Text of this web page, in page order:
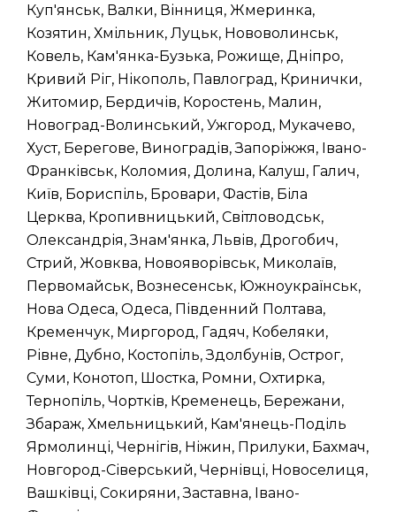
Куп'янськ, Валки, Вінниця, Жмеринка,
Козятин, Хмільник, Луцьк, Нововолинськ,
Ковель, Кам'янка-Бузька, Рожище, Дніпро,
Кривий Ріг, Нікополь, Павлоград, Кринички,
Житомир, Бердичів, Коростень, Малин,
Новоград-Волинський, Ужгород, Мукачево,
Хуст, Берегове, Виноградів, Запоріжжя, Івано-
Франківськ, Коломия, Долина, Калуш, Галич,
Київ, Бориспіль, Бровари, Фастів, Біла
Церква, Кропивницький, Світловодськ,
Олександрія, Знам'янка, Львів, Дрогобич,
Стрий, Жовква, Новояворівськ, Миколаїв,
Первомайськ, Вознесенськ, Южноукраїнськ,
Нова Одеса, Одеса, Південний Полтава,
Кременчук, Миргород, Гадяч, Кобеляки,
Рівне, Дубно, Костопіль, Здолбунів, Острог,
Суми, Конотоп, Шостка, Ромни, Охтирка,
Тернопіль, Чортків, Кременець, Бережани,
Збараж, Хмельницький, Кам'янець-Поділь
Ярмолинці, Чернігів, Ніжин, Прилуки, Бахмач,
Новгород-Сіверський, Чернівці, Новоселиця,
Вашківці, Сокиряни, Заставна, Івано-